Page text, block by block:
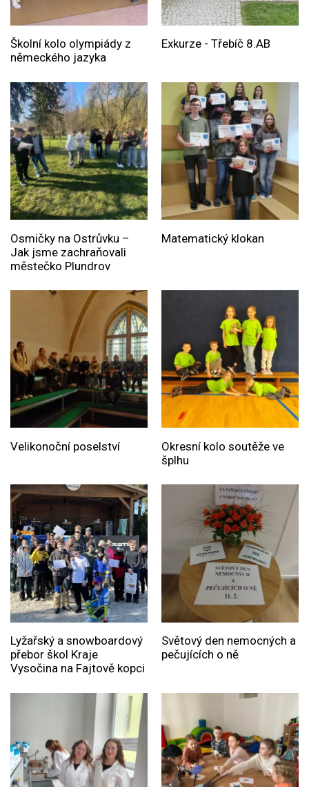
Školní kolo olympiády z
německého jazyka
Exkurze - Třebíč 8.AB
Osmičky na Ostrůvku –
Jak jsme zachraňovali
městečko Plundrov
Matematický klokan
Velikonoční poselství
Okresní kolo soutěže ve
šplhu
Lyžařský a snowboardový
přebor škol Kraje
Vysočina na Fajtově kopci
Světový den nemocných a
pečujících o ně